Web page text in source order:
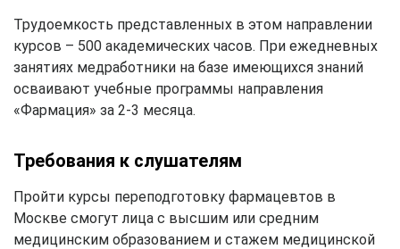
Трудоемкость представленных в этом направлении
курсов – 500 академических часов. При ежедневных
занятиях медработники на базе имеющихся знаний
осваивают учебные программы направления
«Фармация» за 2-3 месяца.
Требования к слушателям
Пройти курсы переподготовку фармацевтов в
Москве смогут лица с высшим или средним
медицинским образованием и стажем медицинской